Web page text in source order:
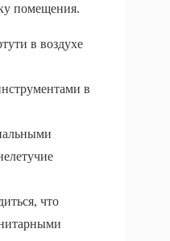
помещения.
в воздухе
в
что